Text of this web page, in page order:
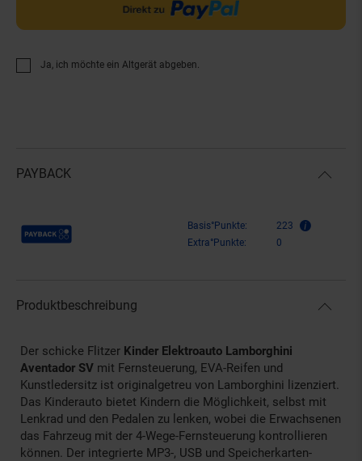
Ja, ich möchte ein Altgerät abgeben.
PAYBACK
Payback Punkte Basis°Punkte:
223
Extra°Punkte:
0
Produktbeschreibung
Der schicke Flitzer Kinder Elektroauto Lamborghini
Aventador SV mit Fernsteuerung, EVA-Reifen und
Kunstledersitz ist originalgetreu von Lamborghini lizenziert.
Das Kinderauto bietet Kindern die Möglichkeit, selbst mit
Lenkrad und den Pedalen zu lenken, wobei die Erwachsenen
das Fahrzeug mit der 4-Wege-Fernsteuerung kontrollieren
können. Der integrierte MP3-, USB und Speicherkarten-